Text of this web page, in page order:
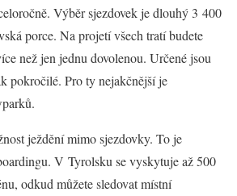
Výběr sjezdovek je dlouhý 3 400
porce. Na projetí všech tratí budete
než jen jednu dovolenou. Určené jsou
pokročilé. Pro ty nejakčnější je
ježdění mimo sjezdovky. To je
V Tyrolsku se vyskytuje až 500
odkud můžete sledovat místní